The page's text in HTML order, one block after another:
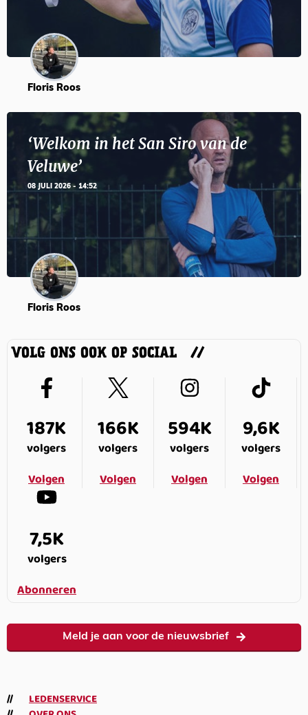
Floris Roos
‘Welkom in het San Siro van de
Veluwe’
08 JULI 2026 - 14:52
Floris Roos
VOLG ONS OOK OP SOCIAL
187K
volgers
Volgen
166K
volgers
Volgen
594K
volgers
Volgen
9,6K
volgers
Volgen
7,5K
volgers
Abonneren
Meld je aan voor de nieuwsbrief
LEDENSERVICE